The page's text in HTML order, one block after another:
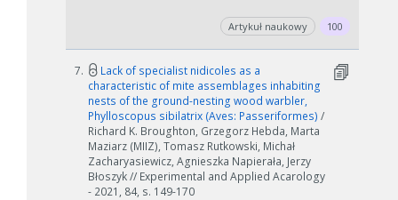
Artykuł naukowy 100
7.
Lack of specialist nidicoles as a
characteristic of mite assemblages inhabiting
nests of the ground-nesting wood warbler,
Phylloscopus sibilatrix (Aves: Passeriformes) /
Richard K. Broughton, Grzegorz Hebda, Marta
Maziarz (MIIZ), Tomasz Rutkowski, Michał
Zacharyasiewicz, Agnieszka Napierała, Jerzy
Błoszyk // Experimental and Applied Acarology
- 2021, 84, s. 149-170